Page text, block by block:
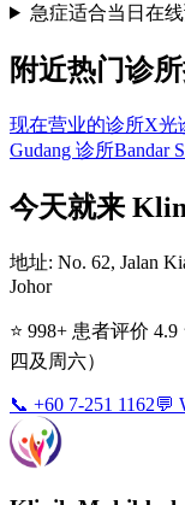
急症适合当日在
附近热门诊
现在营业的诊所X光
Gudang 诊所Bandar
今天就来
地址: No. 62, Jalan
Johor
⭐ 998+ 患者评价
四及周六）
📞 +60 7-251 1162💬